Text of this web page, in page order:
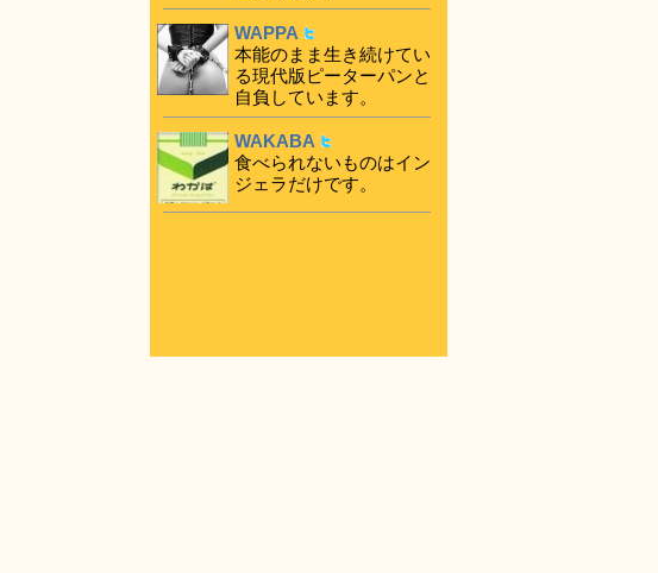
WAPPA
本能のまま生き続けてい
る現代版ピーターパンと
自負しています。
WAKABA
食べられないものはイン
ジェラだけです。